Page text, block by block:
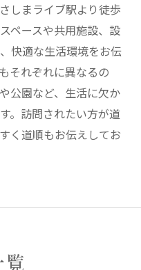
しまライブ駅より徒歩
ペースや共用施設、設
快適な生活環境をお伝
それぞれに異なるの
公園など、生活に欠か
。訪問されたい方が道
く道順もお伝えしてお